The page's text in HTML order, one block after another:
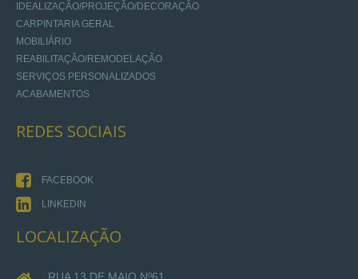
IDEALIZAÇÃO/PROJEÇÃO/DECORAÇÃO
CARPINTARIA GERAL
MOBILIÁRIO
REABILITAÇÃO/REMODELAÇÃO
SERVIÇOS PERSONALIZADOS
ACABAMENTOS
REDES SOCIAIS
FACEBOOK
LINKEDIN
LOCALIZAÇÃO